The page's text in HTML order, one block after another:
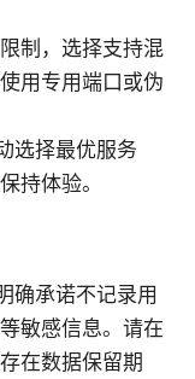
制，选择支持混
用专用端口或伪
选择最优服务
持体验。
确承诺不记录用
敏感信息。请在
在数据保留期